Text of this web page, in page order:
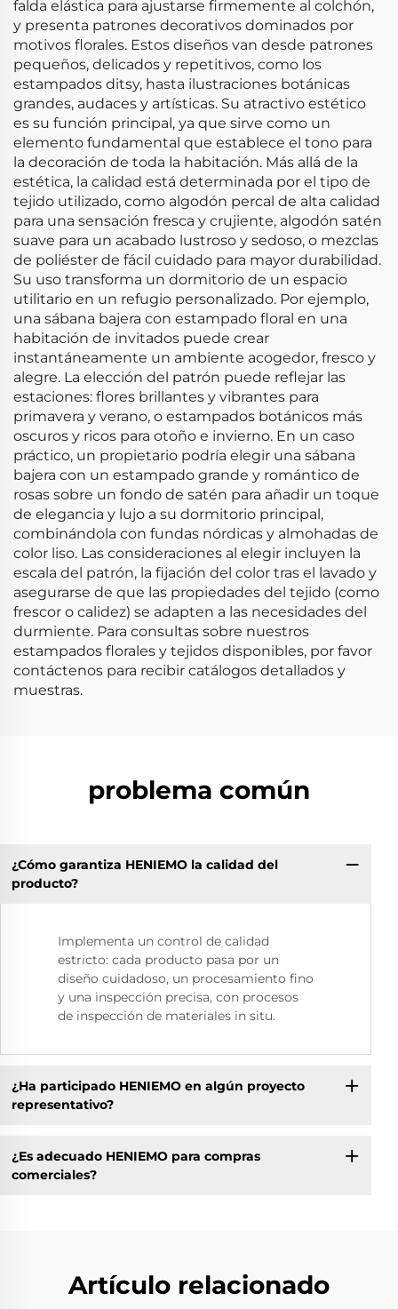
falda elástica para ajustarse firmemente al colchón,
y presenta patrones decorativos dominados por
motivos florales. Estos diseños van desde patrones
pequeños, delicados y repetitivos, como los
estampados ditsy, hasta ilustraciones botánicas
grandes, audaces y artísticas. Su atractivo estético
es su función principal, ya que sirve como un
elemento fundamental que establece el tono para
la decoración de toda la habitación. Más allá de la
estética, la calidad está determinada por el tipo de
tejido utilizado, como algodón percal de alta calidad
para una sensación fresca y crujiente, algodón satén
suave para un acabado lustroso y sedoso, o mezclas
de poliéster de fácil cuidado para mayor durabilidad.
Su uso transforma un dormitorio de un espacio
utilitario en un refugio personalizado. Por ejemplo,
una sábana bajera con estampado floral en una
habitación de invitados puede crear
instantáneamente un ambiente acogedor, fresco y
alegre. La elección del patrón puede reflejar las
estaciones: flores brillantes y vibrantes para
primavera y verano, o estampados botánicos más
oscuros y ricos para otoño e invierno. En un caso
práctico, un propietario podría elegir una sábana
bajera con un estampado grande y romántico de
rosas sobre un fondo de satén para añadir un toque
de elegancia y lujo a su dormitorio principal,
combinándola con fundas nórdicas y almohadas de
color liso. Las consideraciones al elegir incluyen la
escala del patrón, la fijación del color tras el lavado y
asegurarse de que las propiedades del tejido (como
frescor o calidez) se adapten a las necesidades del
durmiente. Para consultas sobre nuestros
estampados florales y tejidos disponibles, por favor
contáctenos para recibir catálogos detallados y
muestras.
problema común
¿Cómo garantiza HENIEMO la calidad del
producto?
Implementa un control de calidad
estricto: cada producto pasa por un
diseño cuidadoso, un procesamiento fino
y una inspección precisa, con procesos
de inspección de materiales in situ.
¿Ha participado HENIEMO en algún proyecto
representativo?
¿Es adecuado HENIEMO para compras
comerciales?
Artículo relacionado